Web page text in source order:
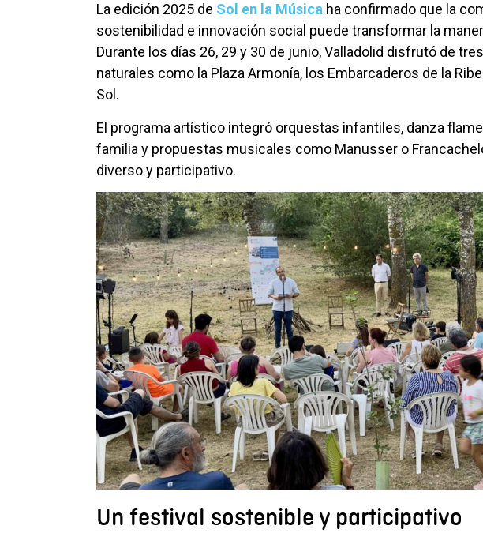
La edición 2025 de Sol en la Música ha confirmado que la
sostenibilidad e innovación social puede transformar la
Durante los días 26, 29 y 30 de junio, Valladolid disfrutó de
naturales como la Plaza Armonía, los Embarcaderos de la
Sol.
El programa artístico integró orquestas infantiles, danza
familia y propuestas musicales como Manusser o
diverso y participativo.
Un festival sostenible y participativo